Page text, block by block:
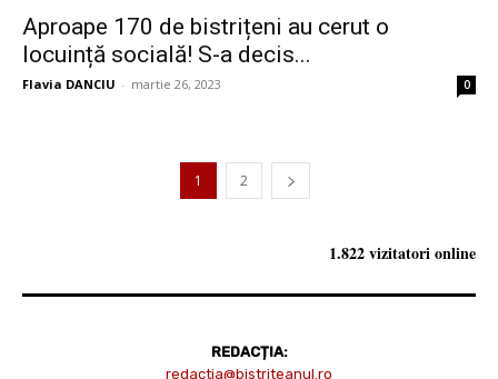
Aproape 170 de bistrițeni au cerut o
locuință socială! S-a decis...
Flavia DANCIU - martie 26, 2023 0
1 2
1.822 vizitatori online
REDACȚIA:
redactia@bistriteanul.ro